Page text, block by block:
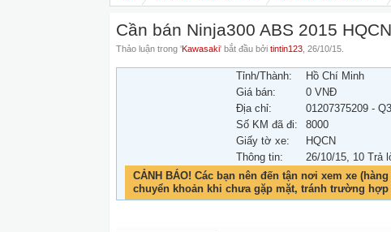
Cần bán Ninja300 ABS 2015 HQCN
Thảo luận trong 'Kawasaki' bắt đầu bởi tintin123 26/10/15
Tỉnh/Thành:
Hồ Chí Minh
Giá bán:
0 VNĐ
Địa chỉ:
01207375209 - Q3
Số KM đã đi:
8000
Giấy tờ xe:
HQCN
Thông tin:
26/10/15, 10 Trả
CẢNH BÁO! Các bạn nên đến tận nơi xem xe
chuyển khoản khi chưa gặp mặt, tránh trường